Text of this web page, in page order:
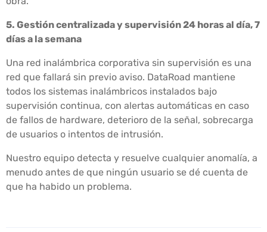
5. Gestión centralizada y supervisión 24 horas al día, 7
días a la semana
Una red inalámbrica corporativa sin supervisión es una
red que fallará sin previo aviso. DataRoad mantiene
todos los sistemas inalámbricos instalados bajo
supervisión continua, con alertas automáticas en caso
de fallos de hardware, deterioro de la señal, sobrecarga
de usuarios o intentos de intrusión.
Nuestro equipo detecta y resuelve cualquier anomalía, a
menudo antes de que ningún usuario se dé cuenta de
que ha habido un problema.